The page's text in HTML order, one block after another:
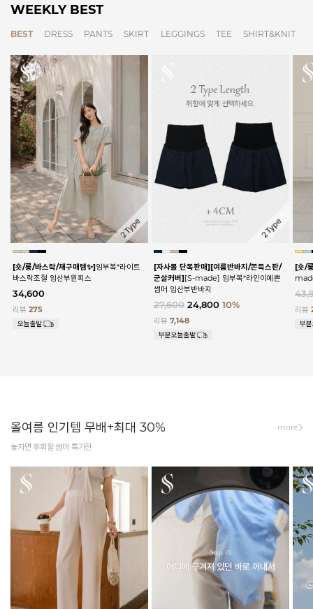
WEEKLY BEST
BEST DRESS PANTS SKIRT LEGGINGS TEE SHIRT&KNIT
[숏/롱/바스락/재구매템✨]임부복*라이트
바스락조절 임산부원피스
34,600
리뷰 275
[자사몰 단독판매][여름반바지/쫀득스판/
군살커버][S-made] 임부복*라인이예쁜
썸머 임산부반바지
27,600 24,800 10%
리뷰7,148
[숏/
리뷰
올여름 인기템 무배+최대 30%
놓치면 후회할 썸머 특가전
more